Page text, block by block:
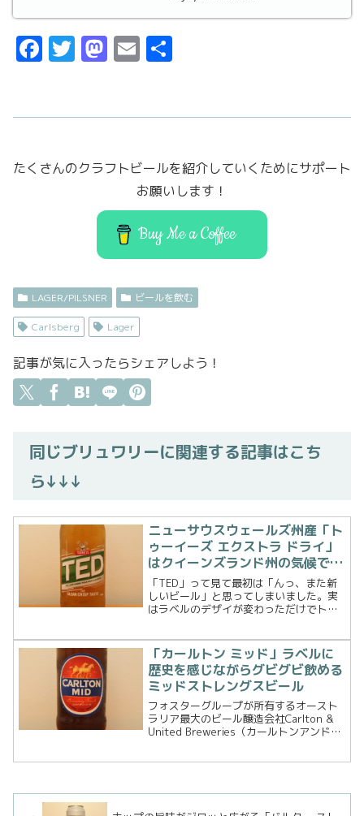
F
e
b
o
T
t
er
M
o
o
n
E
l
たくさんのクラフトビールを紹介していくためにサポート
お願いします！
Buy Me a Coffee
LAGER/PILSNER ビールを飲む
Carlsberg Lager
記事が気に入ったらシェアしよう！
同じブリュワリーに関連する記事はこち
ら↓↓↓
ニューサウスウェールズ州産「ト
ゥーイーズ エクストラ ドライ」
はクイーンズランド州の気候で飲
むにはもってこいのビール！
「TED」って見て最初は「んっ、また新
しいビール」と思ってしまいました。実
はラベルのデザイが変わっただけでトゥ
ドライ）」でした。ちゃんとロゴマーク
のヘラジ...
「カールトン ミッド」ラベルに
歴史を感じながらグビグビ飲める
ミッドストレングスビール
フォスターグループが所有するオースト
ラリア最大のビール醸造会社Carlton &
United Breweries（カールトンアンドユ